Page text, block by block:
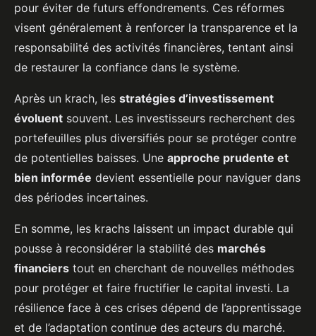
pour éviter de futurs effondrements. Ces réformes
visent généralement à renforcer la transparence et la
responsabilité des activités financières, tentant ainsi
de restaurer la confiance dans le système.
Après un krach, les stratégies d’investissement
évoluent souvent. Les investisseurs recherchent des
portefeuilles plus diversifiés pour se protéger contre
de potentielles baisses. Une approche prudente et
bien informée devient essentielle pour naviguer dans
des périodes incertaines.
En somme, les krachs laissent un impact durable qui
pousse à reconsidérer la stabilité des marchés
financiers tout en cherchant de nouvelles méthodes
pour protéger et faire fructifier le capital investi. La
résilience face à ces crises dépend de l’apprentissage
et de l’adaptation continue des acteurs du marché.